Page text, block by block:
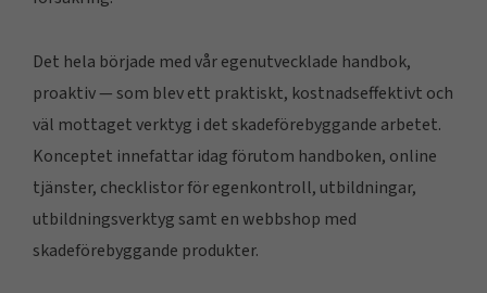
Det hela började med vår egenutvecklade handbok,
proaktiv — som blev ett praktiskt, kostnadseffektivt och
väl mottaget verktyg i det skadeförebyggande arbetet.
Konceptet innefattar idag förutom handboken, online
tjänster, checklistor för egenkontroll, utbildningar,
utbildningsverktyg samt en webbshop med
skadeförebyggande produkter.